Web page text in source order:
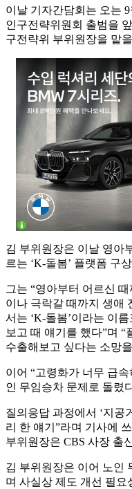
이날 기자간담회는 오는
인구전략위원회 출범을
구전략위 부위원장을 맡
김 부위원장은 이날 영아
르는 ‘K-돌봄’ 플랫폼 구
그는 “영아부터 어르신
이나 극락갈 때까지 생애
서는 ‘K-돌봄’이라는 이
보고 때 얘기를 했다”며
수출해보고 싶다는 소망
이어 “고령화가 너무 급
인 무임승차 문제로 돌렸
질의응답 과정에서 ‘지공
리 한 얘기”라며 기사에
부위원장은 CBS 사장 출
김 부위원장은 이어 노인
며 사실상 제도 개선 필요